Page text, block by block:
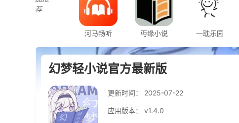
河马畅听 丏缘小说 一耽乐园
幻梦轻小说官方最新版
更新时间： 2025-07-22
应用版本： v1.4.0